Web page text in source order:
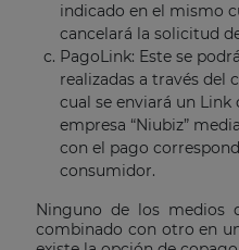
indicado en el mismo
cancelará la solicitud
PagoLink: Este se
realizadas a través del
cual se enviará un Link
empresa “Niubiz”
con el pago
consumidor.
Ninguno de los medios
combinado con otro en